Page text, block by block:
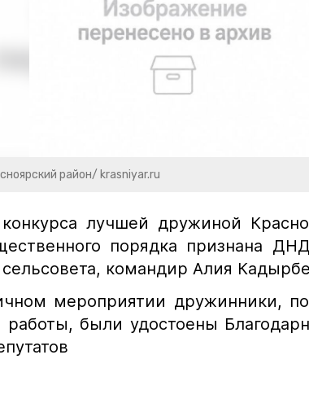
район/ krasniyar.ru
лучшей дружиной
порядка признана
сельсовета, командир Алия
мероприятии дружинники,
работы, были удостоены